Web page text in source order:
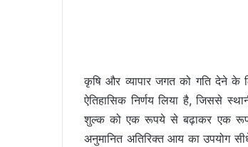
कृषि और व्यापार जगत को गति देने
ऐतिहासिक निर्णय लिया है, जिससे
शुल्क को एक रूपये से बढ़ाकर एक
अनुमानित अतिरिक्त आय का उपयोग